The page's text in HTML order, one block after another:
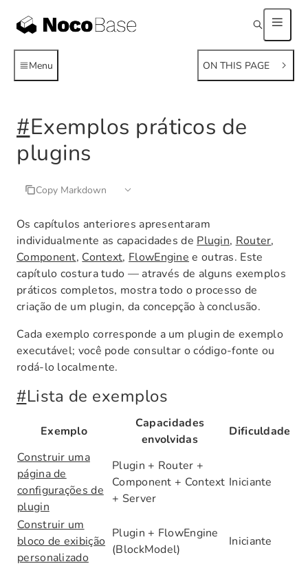
Menu ON THIS PAGE
#Exemplos práticos de
plugins
Copy Markdown
Os capítulos anteriores apresentaram
individualmente as capacidades de Plugin, Router,
Component, Context, FlowEngine e outras. Este
capítulo costura tudo — através de alguns exemplos
práticos completos, mostra todo o processo de
criação de um plugin, da concepção à conclusão.
Cada exemplo corresponde a um plugin de exemplo
executável; você pode consultar o código-fonte ou
rodá-lo localmente.
#Lista de exemplos
Exemplo
Capacidades
envolvidas
Dificuldade
Construir uma
página de
configurações de
plugin
Plugin + Router +
Component + Context
+ Server
Iniciante
Construir um
bloco de exibição
personalizado
Plugin + FlowEngine
(BlockModel)
Iniciante